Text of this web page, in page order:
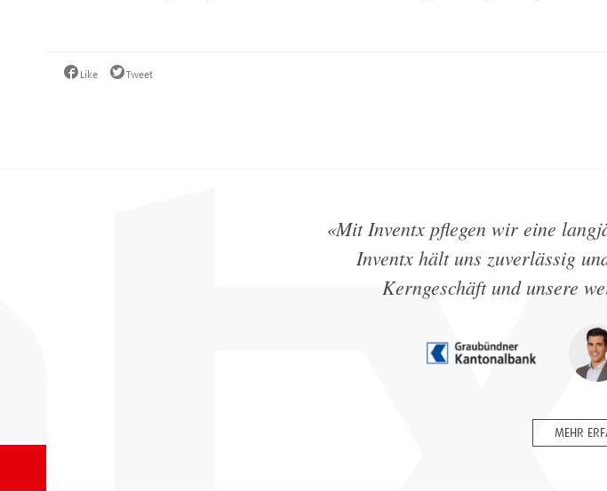
Like Tweet
«Mit Inventx pflegen wir eine
Inventx hält uns zuverlässig
Kerngeschäft und unsere
MEHR